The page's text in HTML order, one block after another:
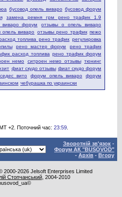
бусовод опель виваро бусовод форум
замена ремня грм рено трафик 1.9
виваро форум
отзывы о опель виваро
опель виваро отзывы рено трафик пежо
топлива рено трафик регулировка
рено мастер форум
рено трафик
расход топлива рено трафик форум
немо ситроен немо отзывы тюнинг
фиат скудо отзывы фиат скудо форум
вито форум опель виваро
форум
чебурашка по украински
+2. Поточний час: 23:59.
Зворотній зв'язок -
Форум АК "BUSOVOD"
- Архів - Вгору
2000-2026 Jelsoft Enterprises Limited
Стопчанський, 2004-2010